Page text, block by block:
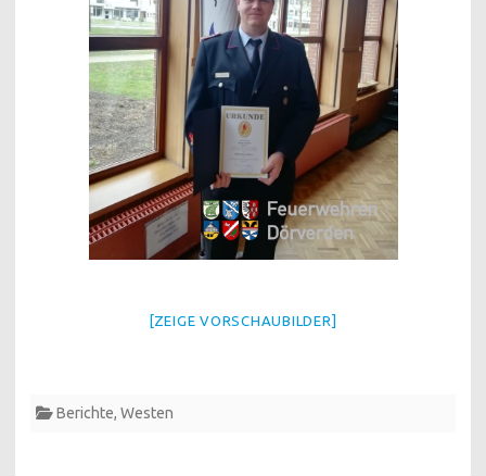
[ZEIGE VORSCHAUBILDER]
Berichte, Westen